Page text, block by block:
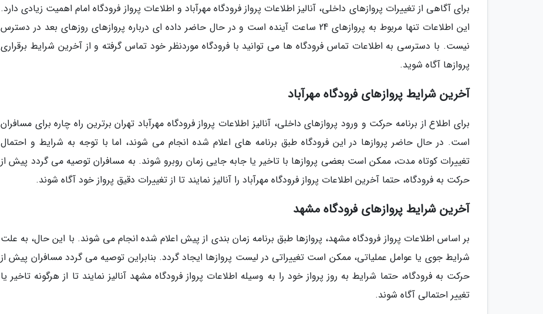
برای آگاهی از تغییرات پروازهای داخلی، آنالیز اطلاعات پرواز فرودگاه مهرآباد و اطلاعات پرواز فرودگاه امام اهمیت زیادی دارد.
این اطلاعات تنها مربوط به پروازهای 24 ساعت آینده است و در حال حاضر داده ای درباره پروازهای روزهای بعد در دسترس
نیست. با دسترسی به اطلاعات تماس فرودگاه ها می توانید با فرودگاه موردنظر خود تماس گرفته و از آخرین شرایط برقراری
پروازها آگاه شوید.
آخرین شرایط پروازهای فرودگاه مهرآباد
برای اطلاع از برنامه حرکت و ورود پروازهای داخلی، آنالیز اطلاعات پرواز فرودگاه مهرآباد تهران برترین راه چاره برای مسافران
است. در حال حاضر پروازها در این فرودگاه طبق برنامه های اعلام شده انجام می شوند، اما با توجه به شرایط و احتمال
تغییرات کوتاه مدت، ممکن است بعضی پروازها با تاخیر یا جابه جایی زمان روبرو شوند. به مسافران توصیه می گردد پیش از
حرکت به فرودگاه، حتما آخرین اطلاعات پرواز فرودگاه مهرآباد را آنالیز نمایند تا از تغییرات دقیق پرواز خود آگاه شوند.
آخرین شرایط پروازهای فرودگاه مشهد
بر اساس اطلاعات پرواز فرودگاه مشهد، پروازها طبق برنامه زمان بندی از پیش اعلام شده انجام می شوند. با این حال، به علت
شرایط جوی یا عوامل عملیاتی، ممکن است تغییراتی در لیست پروازها ایجاد گردد. بنابراین توصیه می گردد مسافران پیش از
حرکت به فرودگاه، حتما شرایط به روز پرواز خود را به وسیله اطلاعات پرواز فرودگاه مشهد آنالیز نمایند تا از هرگونه تاخیر یا
تغییر احتمالی آگاه شوند.